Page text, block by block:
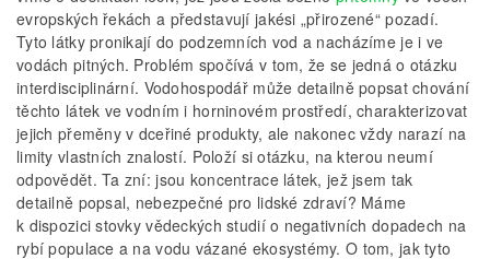
evropských řekách a představují jakési „přirozené“ pozadí.
Tyto látky pronikají do podzemních vod a nacházíme je i ve
vodách pitných. Problém spočívá v tom, že se jedná o otázku
interdisciplinární. Vodohospodář může detailně popsat chování
těchto látek ve vodním i horninovém prostředí, charakterizovat
jejich přeměny v dceřiné produkty, ale nakonec vždy narazí na
limity vlastních znalostí. Položí si otázku, na kterou neumí
odpovědět. Ta zní: jsou koncentrace látek, jež jsem tak
detailně popsal, nebezpečné pro lidské zdraví? Máme
k dispozici stovky vědeckých studií o negativních dopadech na
rybí populace a na vodu vázané ekosystémy. O tom, jak tyto